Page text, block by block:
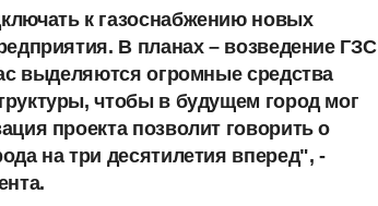
к газоснабжению новых
В планах – возведение ГЗС
выделяются огромные средства
чтобы в будущем город мог
проекта позволит говорить о
на три десятилетия вперед", -